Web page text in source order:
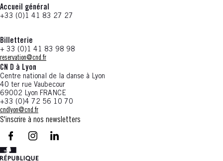
Accueil général
+33 (0)1 41 83 27 27
Billetterie
+ 33 (0)1 41 83 98 98
reservation@cnd.fr
CN D à Lyon
Centre national de la danse à Lyon
40 ter rue Vaubecour
69002 Lyon FRANCE
+33 (0)4 72 56 10 70
cndlyon@cnd.fr
S'inscrire à nos newsletters
facebook - CN D - Nouvelle fenêtre
instagram - CN D - Nouvelle fenêtre
LinkedIn - CN D - Nouvelle fenêtre